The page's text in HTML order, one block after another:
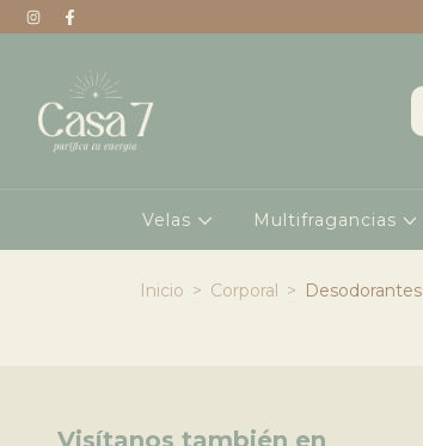
Velas Multifragancias
Inicio > Corporal > Desodorantes
Visítanos también en